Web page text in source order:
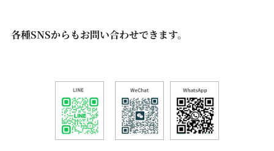
各種SNSからもお問い合わせできます。